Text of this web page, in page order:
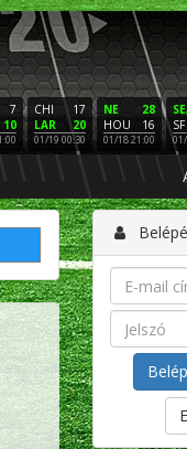
7
10
17
CHI
20
LAR
01/19 00:30
28
NE
16
HOU
01/18 21:00
SF